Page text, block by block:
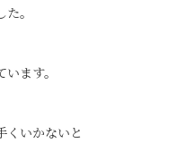
。
ます。
くいかないと